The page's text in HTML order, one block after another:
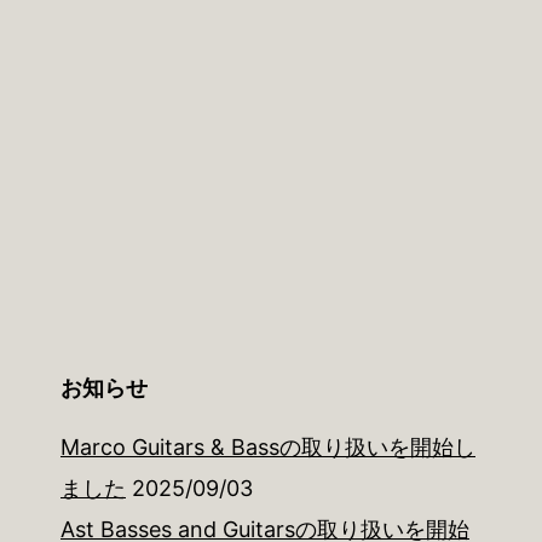
お知らせ
Marco Guitars & Bassの取り扱いを開始し
ました 2025/09/03
Ast Basses and Guitarsの取り扱いを開始